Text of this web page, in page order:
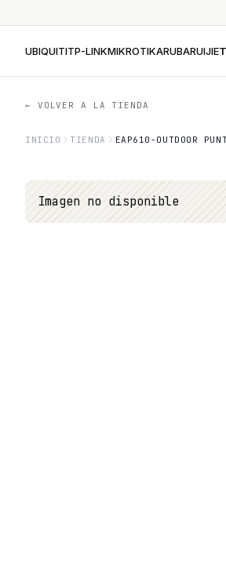
UBIQUITITP-LINKMIKROTIKARUBARUIJIE
← VOLVER A LA TIENDA
INICIO TIENDA EAP610-OUTDOOR
Imagen no disponible